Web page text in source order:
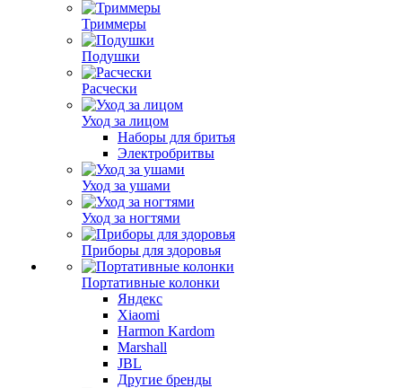
Триммеры
Подушки
Расчески
Уход за лицом
Наборы для бритья
Электробритвы
Уход за ушами
Уход за ногтями
Приборы для здоровья
Портативные колонки
Яндекс
Xiaomi
Harmon Kardom
Marshall
JBL
Другие бренды